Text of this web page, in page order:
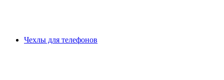
Чехлы для телефонов